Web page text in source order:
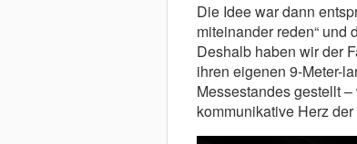
Die Idee war dann
miteinander reden“ und
Deshalb haben wir der
ihren eigenen 9-Meter-
Messestandes gestellt
kommunikative Herz